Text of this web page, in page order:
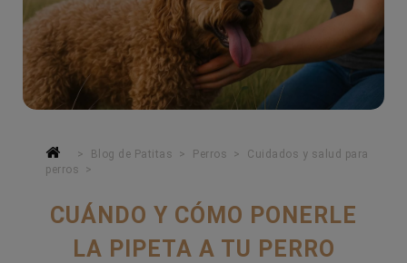
Blog de Patitas Perros
Cuidados y salud para
perros
CUÁNDO Y CÓMO PONERLE
LA PIPETA A TU PERRO